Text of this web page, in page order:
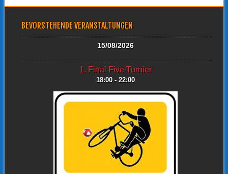
BEVORSTEHENDE VERANSTALTUNGEN
15/08/2026
1. Final Five Turnier
18:00 - 22:00